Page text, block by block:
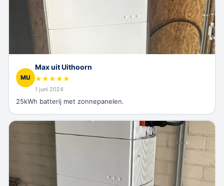
MU
Max uit Uithoorn
★★★★★
1 juni 2024
25kWh batterij met zonnepanelen.